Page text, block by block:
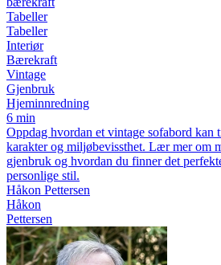
Tabeller
Tabeller
Interiør
Bærekraft
Vintage
Gjenbruk
Hjeminnredning
6 min
Oppdag hvordan et vintage sofabord kan
karakter og miljøbevissthet. Lær mer om
gjenbruk og hvordan du finner det
personlige stil.
Håkon Pettersen
Håkon
Pettersen